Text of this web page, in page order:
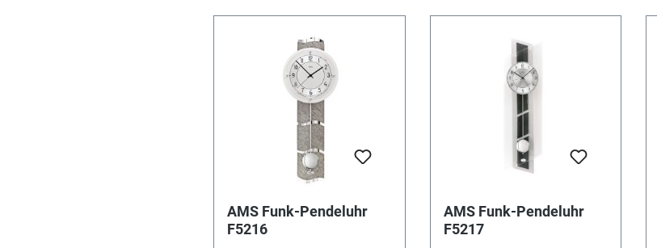
AMS Funk-Pendeluhr
F5216
AMS Funk-Pendeluhr
F5217